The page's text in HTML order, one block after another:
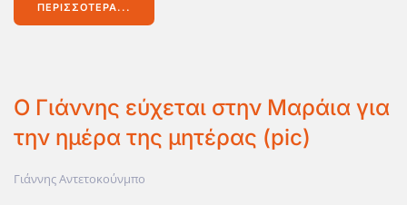
ΠΕΡΙΣΣΌΤΕΡΑ...
Ο Γιάννης εύχεται στην Μαράια για
την ημέρα της μητέρας (pic)
Γιάννης Αντετοκούνμπο